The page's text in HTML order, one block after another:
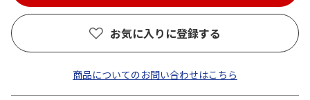
お気に入りに登録する
商品についてのお問い合わせはこちら